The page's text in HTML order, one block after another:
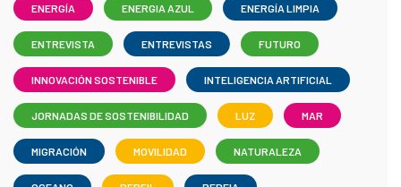
ENERGÍA ENERGIA AZUL ENERGÍA LIMPIA
ENTREVISTA ENTREVISTAS FUTURO
INNOVACIÓN SOSTENIBLE INTELIGENCIA ARTIFICIAL
JORNADAS DE SOSTENIBILIDAD LUZ MAR
MIGRACIÓN MOVILIDAD NATURALEZA